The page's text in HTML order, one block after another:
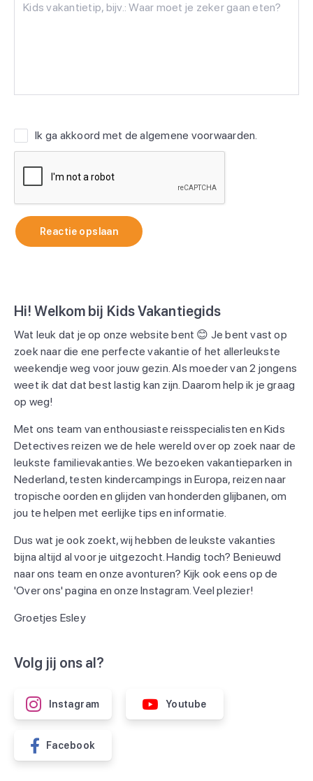
Ik ga akkoord met dealgemene voorwaarden.
Reactie opslaan
Hi! Welkom bij Kids Vakantiegids
Wat leuk dat je op onze website bent 😊 Je bent vast op
zoek naar die ene perfecte vakantie of het allerleukste
weekendje weg voor jouw gezin. Als moeder van 2 jongens
weet ik dat dat best lastig kan zijn. Daarom help ik je graag
op weg!
Met ons team van enthousiaste reisspecialisten en Kids
Detectives reizen we de hele wereld over op zoek naar de
leukste familievakanties. We bezoeken vakantieparken in
Nederland, testen kindercampings in Europa, reizen naar
tropische oorden en glijden van honderden glijbanen, om
jou te helpen met eerlijke tips en informatie.
Dus wat je ook zoekt, wij hebben de leukste vakanties
bijna altijd al voor je uitgezocht. Handig toch? Benieuwd
naar ons team en onze avonturen? Kijk ook eens op de
'Over ons' pagina en onze Instagram. Veel plezier!
Groetjes Esley
Volg jij ons al?
Instagram Youtube
Facebook